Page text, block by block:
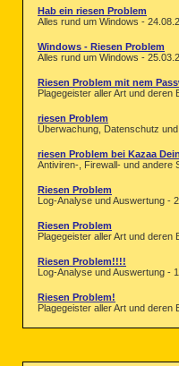
Hab ein riesen Problem
Alles rund um Windows -
Windows - Riesen Problem
Alles rund um Windows -
Riesen Problem mit nem
Plagegeister aller Art und deren
riesen Problem
Überwachung, Datenschutz
riesen Problem bei Kazaa
Antiviren-, Firewall- und andere
Riesen Problem
Log-Analyse und Auswertung -
Riesen Problem
Plagegeister aller Art und deren
Riesen Problem!!!!
Log-Analyse und Auswertung -
Riesen Problem!
Plagegeister aller Art und deren